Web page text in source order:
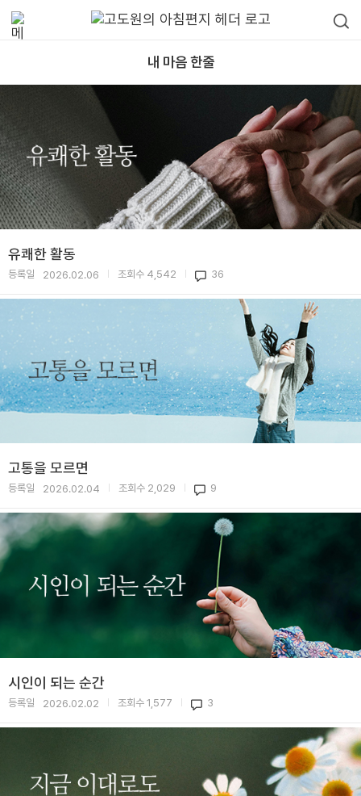
내 마음 한줄
유쾌한 활동
등록일 2026.02.06 조회수 4,542 36
고통을 모르면
등록일 2026.02.04 조회수 2,029 9
시인이 되는 순간
등록일 2026.02.02 조회수 1,577 3